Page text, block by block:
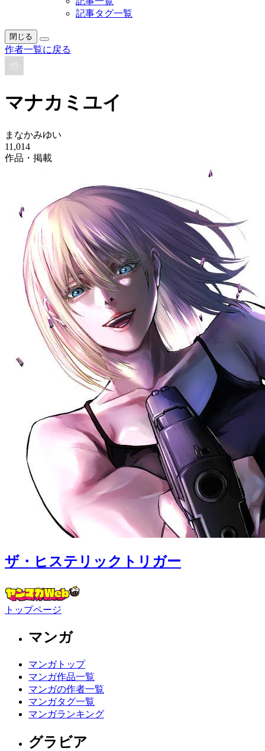
記事タグ一覧
閉じる
作者一覧に戻る
マナカミユイ
まなかみゆい
11,014
作品・掲載
ザ・ヒステリックトリガー
トップページ
マンガ
マンガトップ
マンガ作品一覧
マンガの作者一覧
マンガタグ一覧
マンガランキング
グラビア